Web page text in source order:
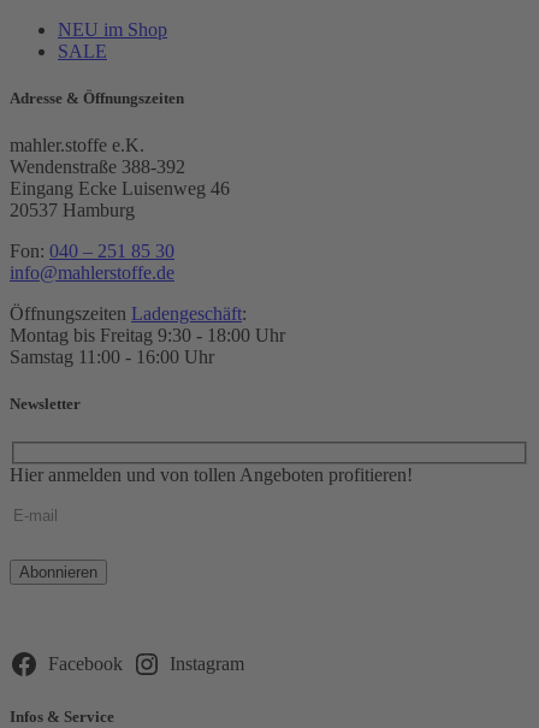
NEU im Shop
SALE
Adresse & Öffnungszeiten
mahler.stoffe e.K.
Wendenstraße 388-392
Eingang Ecke Luisenweg 46
20537 Hamburg
Fon: 040 – 251 85 30
info@mahlerstoffe.de
Öffnungszeiten Ladengeschäft:
Montag bis Freitag 9:30 - 18:00 Uhr
Samstag 11:00 - 16:00 Uhr
Newsletter
Hier anmelden und von tollen Angeboten profitieren!
Bitte
lasse
leer.
Facebook Instagram
Infos & Service